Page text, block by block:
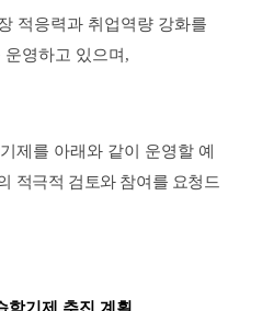
적응력과 취업역량 강화를
영하고 있으며 ,
제를 아래와 같이 운영할 예
적극적 검토와 참여를 요청드